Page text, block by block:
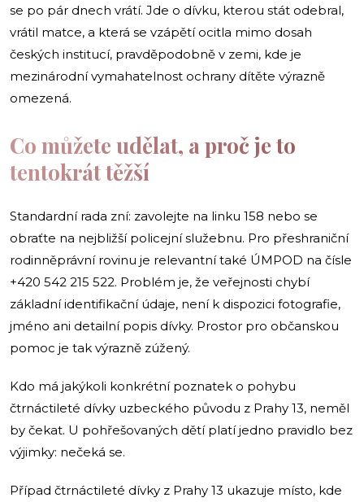
se po pár dnech vrátí. Jde o dívku, kterou stát odebral,
vrátil matce, a která se vzápětí ocitla mimo dosah
českých institucí, pravděpodobně v zemi, kde je
mezinárodní vymahatelnost ochrany dítěte výrazně
omezená.
Co můžete udělat, a proč je to
tentokrát těžší
Standardní rada zní: zavolejte na linku 158 nebo se
obraťte na nejbližší policejní služebnu. Pro přeshraniční
rodinněprávní rovinu je relevantní také ÚMPOD na čísle
+420 542 215 522. Problém je, že veřejnosti chybí
základní identifikační údaje, není k dispozici fotografie,
jméno ani detailní popis dívky. Prostor pro občanskou
pomoc je tak výrazně zúžený.
Kdo má jakýkoli konkrétní poznatek o pohybu
čtrnáctileté dívky uzbeckého původu z Prahy 13, neměl
by čekat. U pohřešovaných dětí platí jedno pravidlo bez
výjimky: nečeká se.
Případ čtrnáctileté dívky z Prahy 13 ukazuje místo, kde